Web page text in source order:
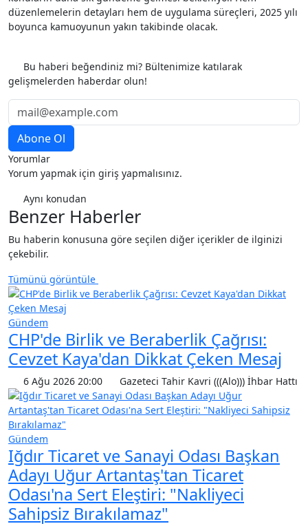
düzenlemelerin detayları hem de uygulama süreçleri, 2025 yılı
boyunca kamuoyunun yakın takibinde olacak.
Bu haberi beğendiniz mi? Bültenimize katılarak
gelişmelerden haberdar olun!
Yorumlar
Yorum yapmak için giriş yapmalısınız.
Aynı konudan
Benzer Haberler
Bu haberin konusuna göre seçilen diğer içerikler de ilginizi
çekebilir.
Tümünü görüntüle
Gündem
CHP'de Birlik ve Beraberlik Çağrısı:
Cevzet Kaya'dan Dikkat Çeken Mesaj
6 Ağu 2026 20:00 Gazeteci Tahir Kavri (((Alo))) İhbar Hattı
Gündem
Iğdır Ticaret ve Sanayi Odası Başkan
Adayı Uğur Artantaş'tan Ticaret
Odası'na Sert Eleştiri: "Nakliyeci
Sahipsiz Bırakılamaz"